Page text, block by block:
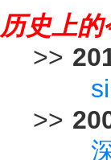
历史上的
>>
>>